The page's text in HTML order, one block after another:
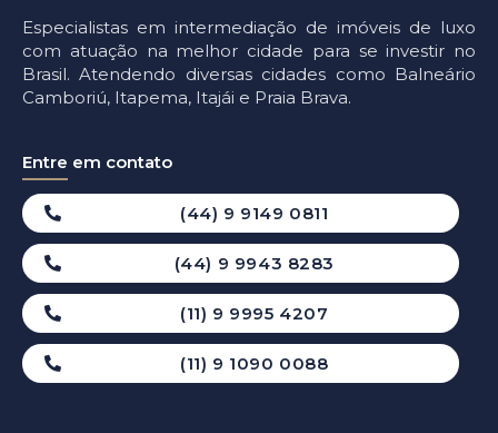
Especialistas em intermediação de imóveis de luxo
com atuação na melhor cidade para se investir no
Brasil. Atendendo diversas cidades como Balneário
Camboriú, Itapema, Itajái e Praia Brava.
Entre em contato
(44) 9 9149 0811
(44) 9 9943 8283
(11) 9 9995 4207
(11) 9 1090 0088